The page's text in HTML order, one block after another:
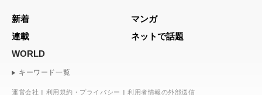
新着
マンガ
連載
ネットで話題
WORLD
キーワード一覧
運営会社 利用規約・プライバシー 利用者情報の外部送信